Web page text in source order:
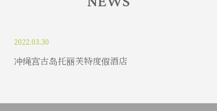
2022.03.30
冲绳宫古岛托丽芙特度假酒店